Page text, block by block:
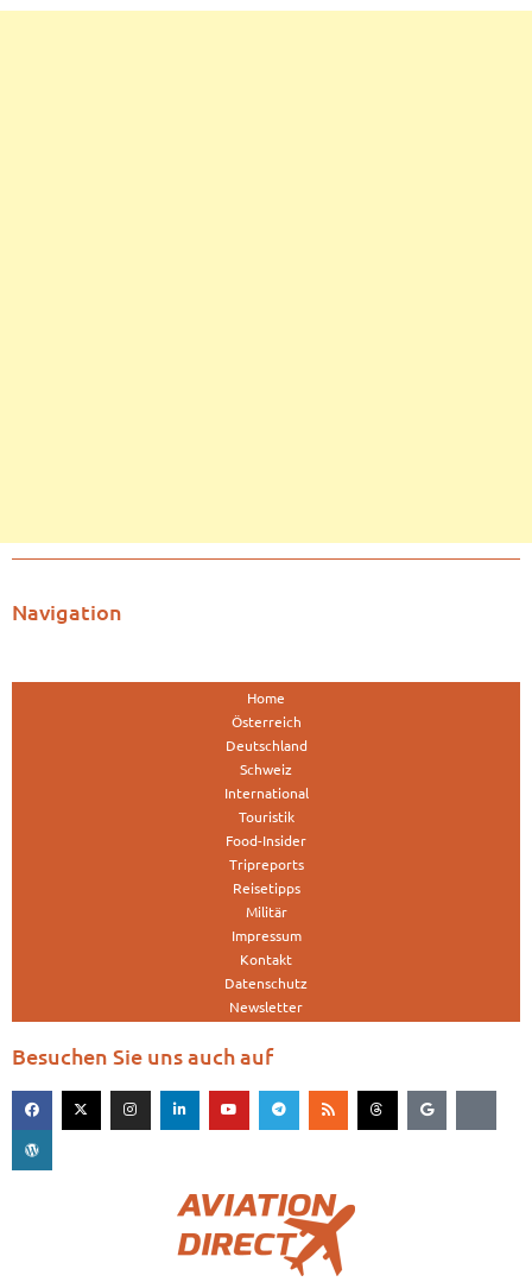
Navigation
Home
Österreich
Deutschland
Schweiz
International
Touristik
Food-Insider
Tripreports
Reisetipps
Militär
Impressum
Kontakt
Datenschutz
Newsletter
Besuchen Sie uns auch auf